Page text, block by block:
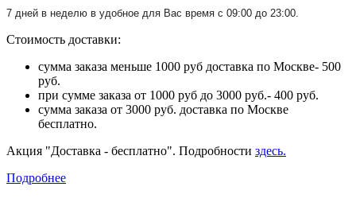
7 дней в неделю в удобное для Вас время с 09:00 до 23:00.
Стоимость доставки:
сумма заказа меньше 1000 руб доставка по Москве- 500
руб.
при сумме заказа от 1000 руб до 3000 руб.- 400 руб.
сумма заказа от 3000 руб. доставка по Москве
бесплатно.
Акция "Доставка - бесплатно". Подробности здесь.
Подробнее